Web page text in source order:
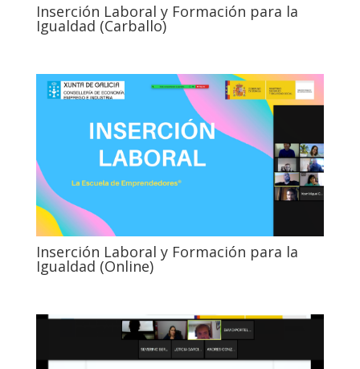
Inserción Laboral y Formación para la
Igualdad (Carballo)
Inserción Laboral y Formación para la
Igualdad (Online)